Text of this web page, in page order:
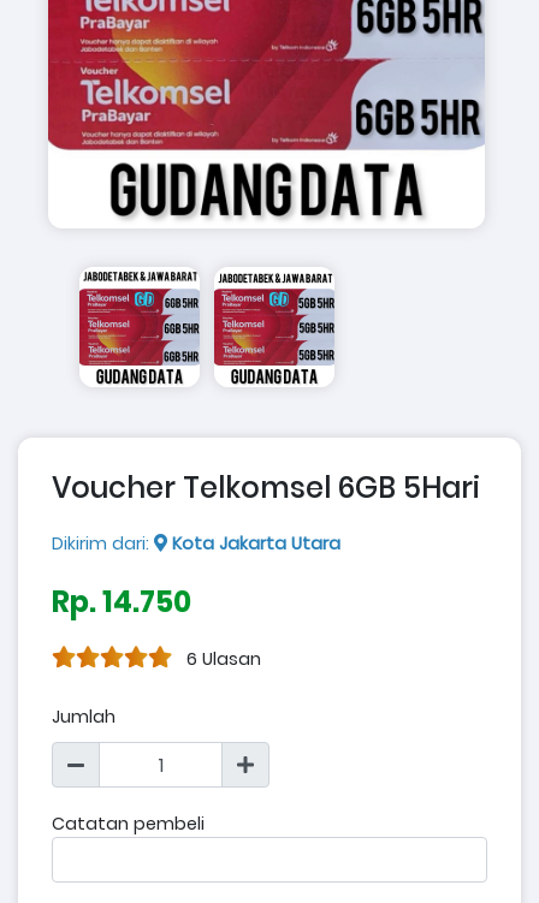
Voucher Telkomsel 6GB 5Hari
Dikirim dari: Kota Jakarta Utara
Rp. 14.750
6 Ulasan
Jumlah
Catatan pembeli